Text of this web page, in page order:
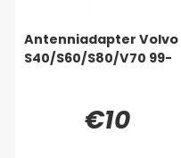
Antenniadapter Volvo
S40/S60/S80/V70 99-
€10